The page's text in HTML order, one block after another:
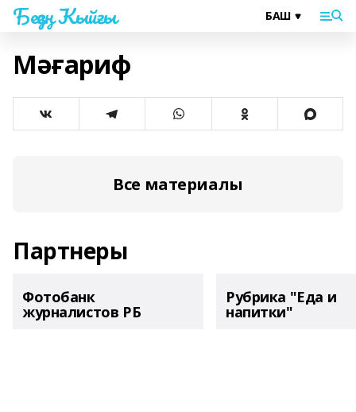
Беҙҙең Ҡыйғы
Мәғариф
Все материалы
Партнеры
Фотобанк
журналистов РБ
Рубрика "Еда и
напитки"